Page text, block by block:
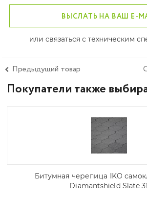
ВЫСЛАТЬ НА ВАШ E-
или связаться с техническим
Предыдущий товар
Покупатели также
Битумная черепица IKO
Diamantshield Slate 31